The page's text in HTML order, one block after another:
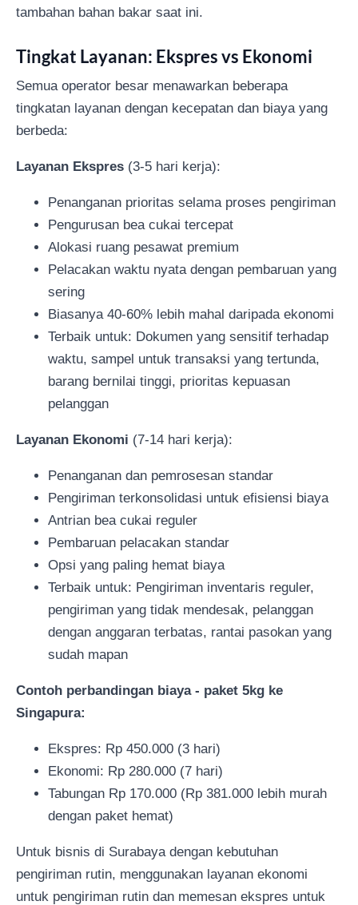
tambahan bahan bakar saat ini.
Tingkat Layanan: Ekspres vs Ekonomi
Semua operator besar menawarkan beberapa
tingkatan layanan dengan kecepatan dan biaya yang
berbeda:
Layanan Ekspres (3-5 hari kerja):
Penanganan prioritas selama proses pengiriman
Pengurusan bea cukai tercepat
Alokasi ruang pesawat premium
Pelacakan waktu nyata dengan pembaruan yang
sering
Biasanya 40-60% lebih mahal daripada ekonomi
Terbaik untuk: Dokumen yang sensitif terhadap
waktu, sampel untuk transaksi yang tertunda,
barang bernilai tinggi, prioritas kepuasan
pelanggan
Layanan Ekonomi (7-14 hari kerja):
Penanganan dan pemrosesan standar
Pengiriman terkonsolidasi untuk efisiensi biaya
Antrian bea cukai reguler
Pembaruan pelacakan standar
Opsi yang paling hemat biaya
Terbaik untuk: Pengiriman inventaris reguler,
pengiriman yang tidak mendesak, pelanggan
dengan anggaran terbatas, rantai pasokan yang
sudah mapan
Contoh perbandingan biaya - paket 5kg ke
Singapura:
Ekspres: Rp 450.000 (3 hari)
Ekonomi: Rp 280.000 (7 hari)
Tabungan Rp 170.000 (Rp 381.000 lebih murah
dengan paket hemat)
Untuk bisnis di Surabaya dengan kebutuhan
pengiriman rutin, menggunakan layanan ekonomi
untuk pengiriman rutin dan memesan ekspres untuk